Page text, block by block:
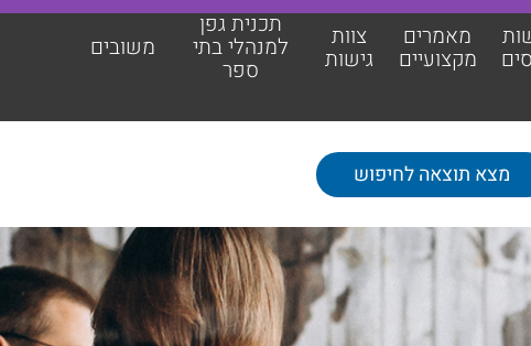
מאמרים
מקצועיים
צוות
גישות
תכנית גפן
למנהלי בתי
ספר
משובים
תכנית גפן למנהלי בתי ספר